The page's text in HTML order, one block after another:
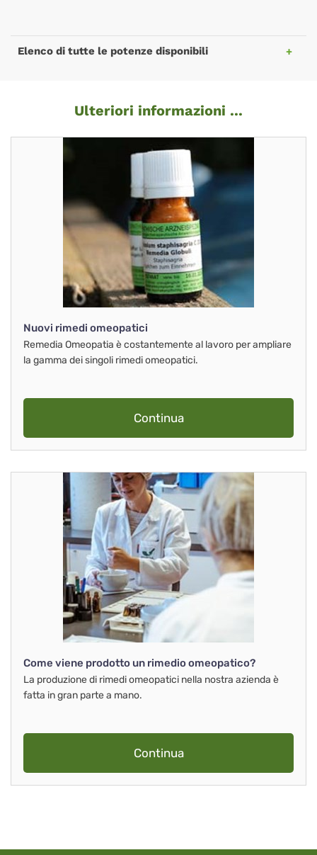
Elenco di tutte le potenze disponibili
Ulteriori informazioni ...
Nuovi rimedi omeopatici
Remedia Omeopatia è costantemente al lavoro per ampliare
la gamma dei singoli rimedi omeopatici.
Continua
Come viene prodotto un rimedio omeopatico?
La produzione di rimedi omeopatici nella nostra azienda è
fatta in gran parte a mano.
Continua